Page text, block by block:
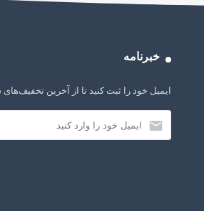
خبرنامه
ایمیل خود را ثبت کنید تا از آخرین